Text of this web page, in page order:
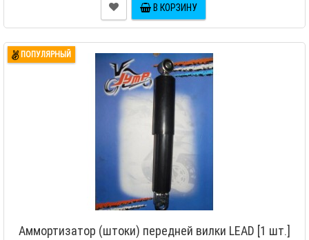
В КОРЗИНУ
ПОПУЛЯРНЫЙ
Аммортизатор (штоки) передней вилки LEAD [1 шт.]